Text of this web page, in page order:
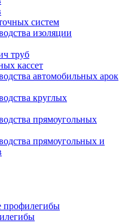
систем
изоляции
труб
кассет
автомобильных арок
круглых
прямоугольных
прямоугольных и
профилегибы